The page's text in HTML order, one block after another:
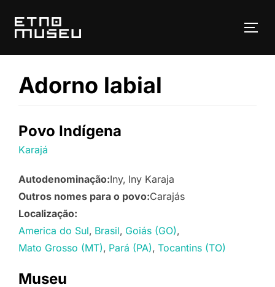
para
Adorno labial
Povo Indígena
Karajá
Autodenominação:Iny Iny Karaja
Outros nomes para o povo:Carajás
Localização:
America do Sul Brasil Goiás (GO)
Mato Grosso (MT) Pará (PA) Tocantins (TO)
Museu